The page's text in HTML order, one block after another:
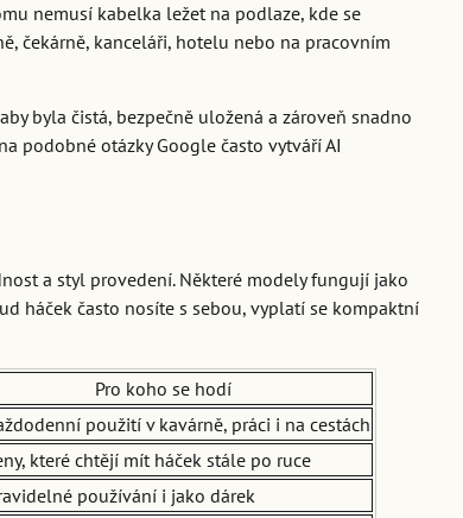
nemusí kabelka ležet na podlaze, kde se
čekárně, kanceláři, hotelu nebo na pracovním
byla čistá, bezpečně uložená a zároveň snadno
podobné otázky Google často vytváří AI
a styl provedení. Některé modely fungují jako
háček často nosíte s sebou, vyplatí se kompaktní
Pro koho se hodí
použití v kavárně, práci i na cestách
které chtějí mít háček stále po ruce
používání i jako dárek